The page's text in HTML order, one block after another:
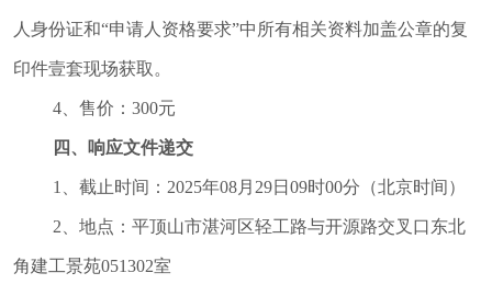
人身份证和“申请人资格要求”中所有相关资料加盖公章的复
印件壹套现场获取。
4、售价：300元
四、响应文件递交
1、截止时间：2025年08月29日09时00分（北京时间）
2、地点： 平顶山市湛河区轻工路与开源路交叉口东北
角建工景苑051302室